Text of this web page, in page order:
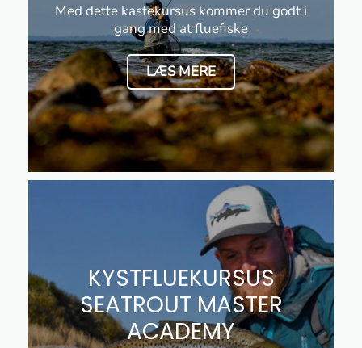
Med dette kastekursus kommer du godt i
gang med at fluefiske
LÆS MERE
KYSTFLUEKURSUS
SEATROUT MASTER
ACADEMY